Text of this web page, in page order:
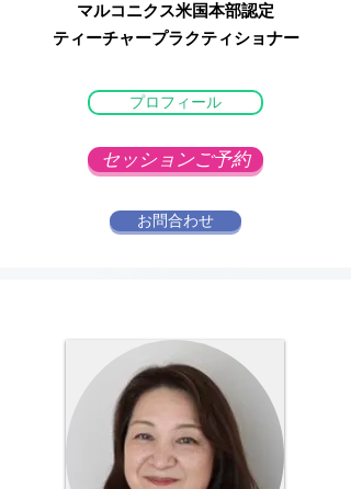
マルコニクス米国本部認定
ティーチャープラクティショナー
プロフィール
セッションご予約
お問合わせ